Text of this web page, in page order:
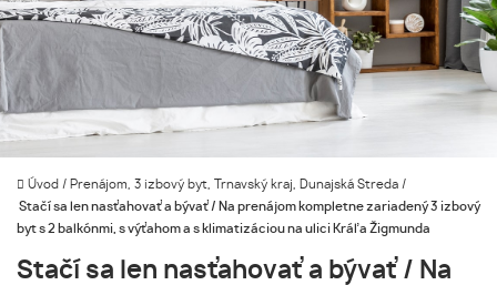
Úvod / Prenájom, 3 izbový byt, Trnavský kraj, Dunajská Streda /
Stačí sa len nasťahovať a bývať / Na prenájom kompletne zariadený 3 izbový
byt s 2 balkónmi, s výťahom a s klimatizáciou na ulici Kráľa Žigmunda
Stačí sa len nasťahovať a bývať / Na